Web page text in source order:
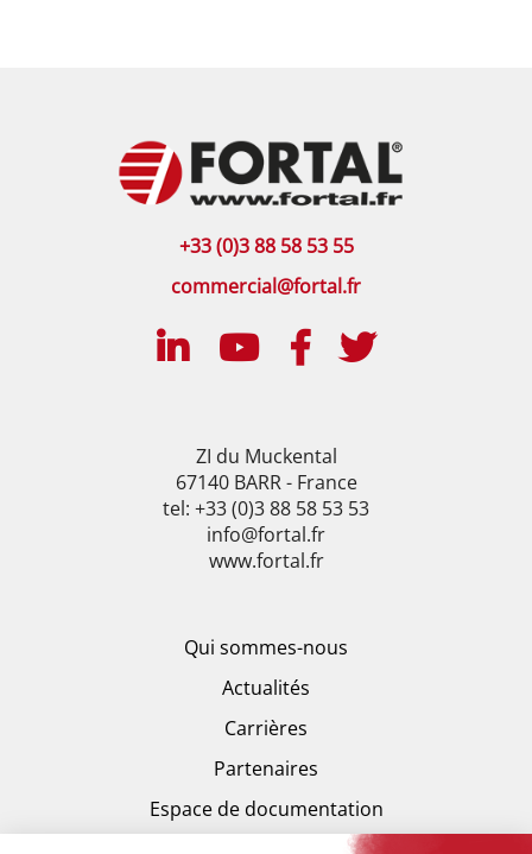
+33 (0)3 88 58 53 55
commercial@fortal.fr
ZI du Muckental
67140 BARR - France
tel: +33 (0)3 88 58 53 53
info@fortal.fr
www.fortal.fr
Qui sommes-nous
Actualités
Carrières
Partenaires
Espace de documentation